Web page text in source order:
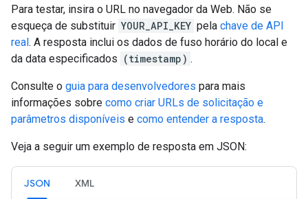
Para testar, insira o URL no navegador da Web. Não se
esqueça de substituir YOUR_API_KEY pela chave de API
real. A resposta inclui os dados de fuso horário do local e
da data especificados (timestamp) .
Consulte o guia para desenvolvedores para mais
informações sobre como criar URLs de solicitação e
parâmetros disponíveis e como entender a resposta.
Veja a seguir um exemplo de resposta em JSON:
JSON XML